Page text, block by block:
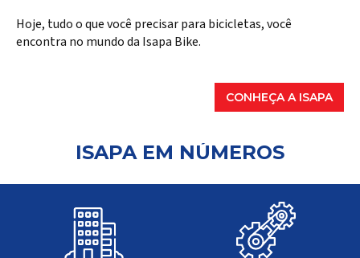
Hoje, tudo o que você precisar para bicicletas, você
encontra no mundo da Isapa Bike.
CONHEÇA A ISAPA
ISAPA EM NÚMEROS